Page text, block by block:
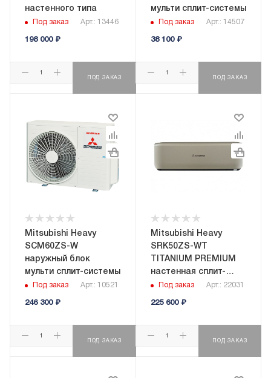
настенного типа
Под заказ Арт.: 13446
198 000₽
ПОД ЗАКАЗ
мульти сплит-системы
Под заказ Арт.: 14507
38 100₽
ПОД ЗАКАЗ
Mitsubishi Heavy
SCM60ZS-W
наружный блок
мульти сплит-системы
Под заказ Арт.: 10521
246 300₽
ПОД ЗАКАЗ
Mitsubishi Heavy
SRK50ZS-WT
TITANIUM PREMIUM
настенная сплит-
система
Под заказ Арт.: 22031
225 600₽
ПОД ЗАКАЗ